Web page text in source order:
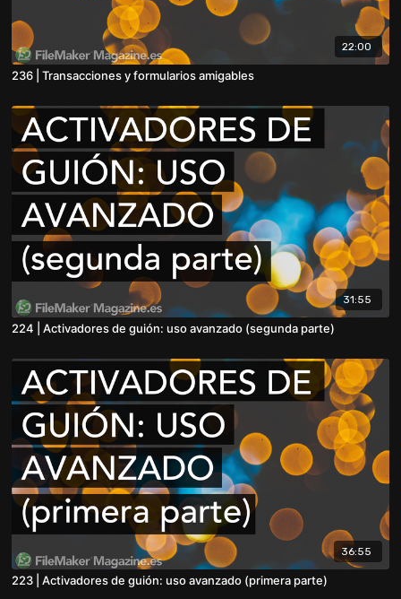
22:00
236 | Transacciones y formularios amigables
31:55
224 | Activadores de guión: uso avanzado (segunda parte)
36:55
223 | Activadores de guión: uso avanzado (primera parte)